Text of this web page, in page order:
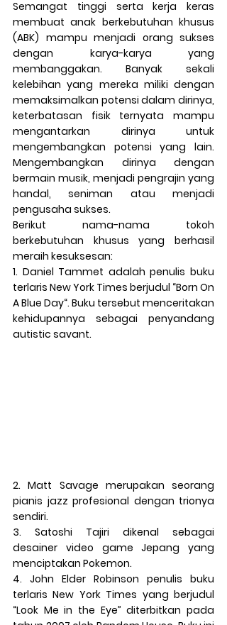
Semangat tinggi serta kerja keras
membuat anak berkebutuhan khusus
(ABK) mampu menjadi orang sukses
dengan karya-karya yang
membanggakan. Banyak sekali
kelebihan yang mereka miliki dengan
memaksimalkan potensi dalam dirinya,
keterbatasan fisik ternyata mampu
mengantarkan dirinya untuk
mengembangkan potensi yang lain.
Mengembangkan dirinya dengan
bermain musik, menjadi pengrajin yang
handal, seniman atau menjadi
pengusaha sukses.
Berikut nama-nama tokoh
berkebutuhan khusus yang berhasil
meraih kesuksesan:
1. Daniel Tammet adalah penulis buku
terlaris New York Times berjudul “Born On
A Blue Day“. Buku tersebut menceritakan
kehidupannya sebagai penyandang
autistic savant.
2. Matt Savage merupakan seorang
pianis jazz profesional dengan trionya
sendiri.
3. Satoshi Tajiri dikenal sebagai
desainer video game Jepang yang
menciptakan Pokemon.
4. John Elder Robinson penulis buku
terlaris New York Times yang berjudul
“Look Me in the Eye” diterbitkan pada